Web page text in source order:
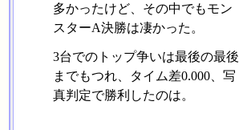
多かったけど、その中でもモン
スターA決勝は凄かった。
3台でのトップ争いは最後の最後
までもつれ、タイム差0.000、写
真判定で勝利したのは。